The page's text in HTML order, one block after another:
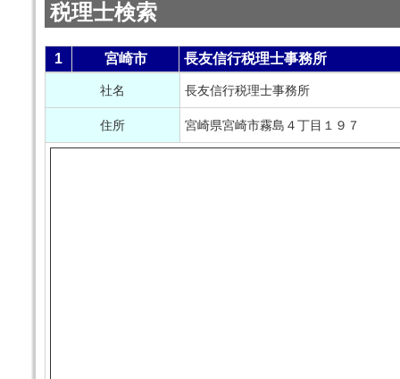
税理士検索
1 宮崎市 長友信行税理士事務所
社名 長友信行税理士事務所
住所 宮崎県宮崎市霧島４丁目１９７